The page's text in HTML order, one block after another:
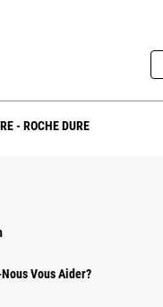
- ROCHE DURE
Vous Aider?